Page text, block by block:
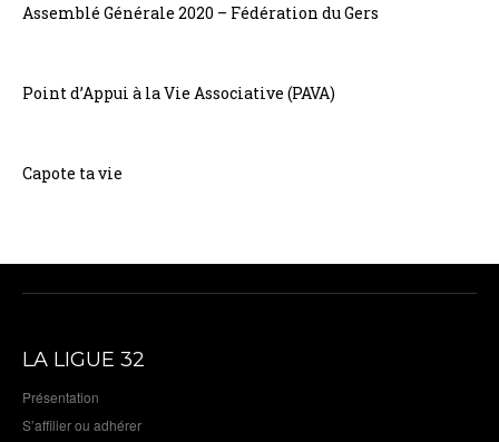
Assemblé Générale 2020 – Fédération du Gers
Point d’Appui à la Vie Associative (PAVA)
Capote ta vie
LA LIGUE 32
Présentation
S’affilier ou adhérer